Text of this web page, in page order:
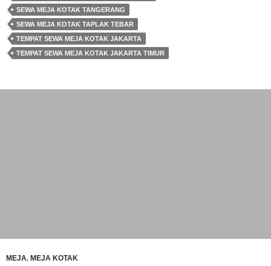
SEWA MEJA KOTAK TANGERANG
SEWA MEJA KOTAK TAPLAK TEBAR
TEMPAT SEWA MEJA KOTAK JAKARTA
TEMPAT SEWA MEJA KOTAK JAKARTA TIMUR
MEJA, MEJA KOTAK